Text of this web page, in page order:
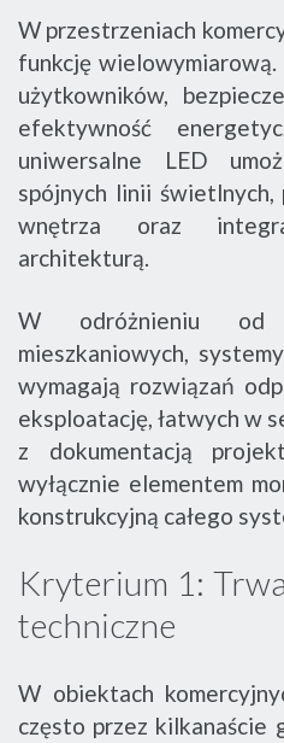
W przestrzeniach
funkcję
użytkowników,
efektywność
uniwersalne LED
spójnych linii
wnętrza oraz
architekturą.
W odróżnieniu od
mieszkaniowych,
wymagają rozwiązań
eksploatację, łatwych w
z dokumentacją
wyłącznie elementem
konstrukcyjną całego
Kryterium 1:
techniczne
W obiektach
często przez kilkanaście